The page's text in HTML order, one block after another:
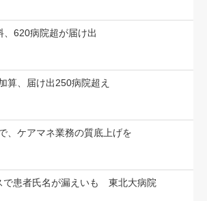
、620病院超が届け出
算、届け出250病院超え
、ケアマネ業務の質底上げを
で患者氏名が漏えいも 東北大病院